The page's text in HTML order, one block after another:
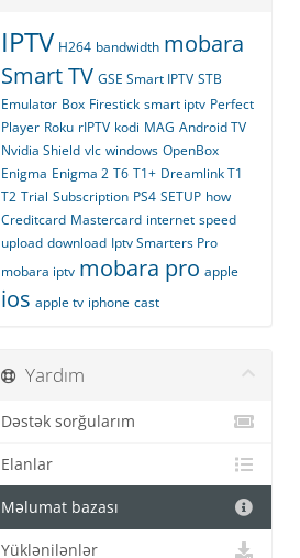
IPTV H264 bandwidth mobara
Smart TV GSE Smart IPTV STB
Emulator Box Firestick smart iptv Perfect
Player Roku rIPTV kodi MAG Android TV
Nvidia Shield vlc windows OpenBox
Enigma Enigma 2 T6 T1+ Dreamlink T1
T2 Trial Subscription PS4 SETUP how
Creditcard Mastercard internet speed
upload download Iptv Smarters Pro
mobara iptv mobara pro apple
ios apple tv iphone cast
Yardım
Dəstək sorğularım
Elanlar
Məlumat bazası
Yüklənilənlər